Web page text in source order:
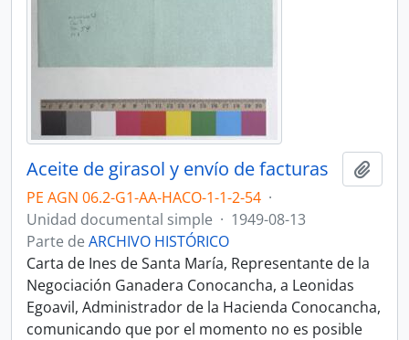
Aceite de girasol y envío de facturas
PE AGN 06.2-G1-AA-HACO-1-1-2-54 ·
Unidad documental simple · 1949-08-13
Parte de ARCHIVO HISTÓRICO
Carta de Ines de Santa María, Representante de la
Negociación Ganadera Conocancha, a Leonidas
Egoavil, Administrador de la Hacienda Conocancha,
comunicando que por el momento no es posible